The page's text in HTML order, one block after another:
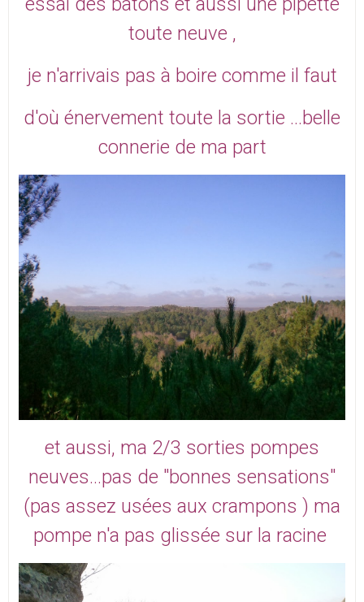
toute neuve ,
je n'arrivais pas à boire comme il faut
d'où énervement toute la sortie ...belle
connerie de ma part
et aussi, ma 2/3 sorties pompes
neuves...pas de "bonnes sensations"
(pas assez usées aux crampons ) ma
pompe n'a pas glissée sur la racine